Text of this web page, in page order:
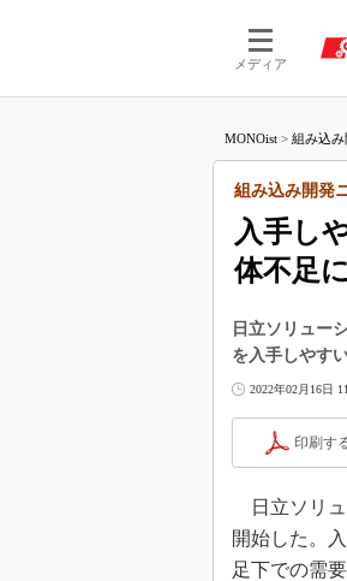
メディア
MONOist > 組み込み
入手し
体不足
組み込み開発
日立ソリュー
を入手しやす
2022年02月16日
印刷す
日立ソリュ
開始した。
足下での需